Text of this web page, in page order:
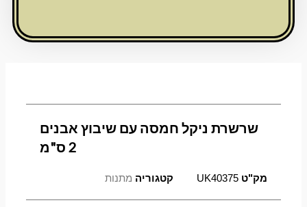
ס"מ
שרשרת ניקל חמסה עם שיבוץ אבנים
מק"טUK40375 קטגוריה מתנות